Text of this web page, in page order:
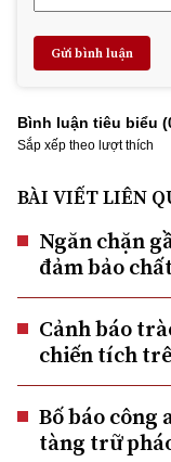
Gửi bình luận
Bình luận tiêu biểu (
Sắp xếp theo lượt thích
BÀI VIẾT LIÊN
Ngăn chặn
đảm bảo
Cảnh báo
chiến tích
Bố báo công
tàng trữ